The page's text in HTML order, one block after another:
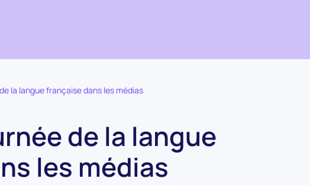
la langue française dans les médias
de la langue
les médias